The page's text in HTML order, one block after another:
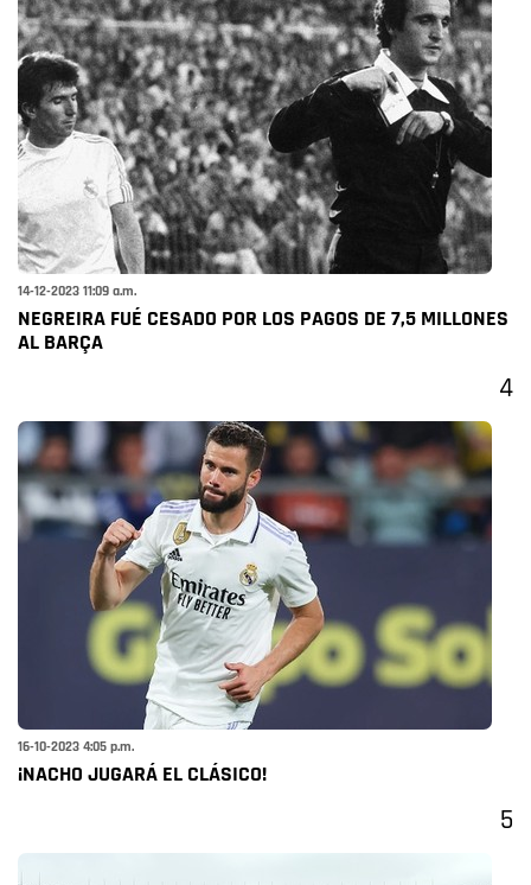
14-12-2023 11:09 a.m.
NEGREIRA FUÉ CESADO POR LOS PAGOS DE 7,5 MILLONES
AL BARÇA
4
16-10-2023 4:05 p.m.
¡NACHO JUGARÁ EL CLÁSICO!
5